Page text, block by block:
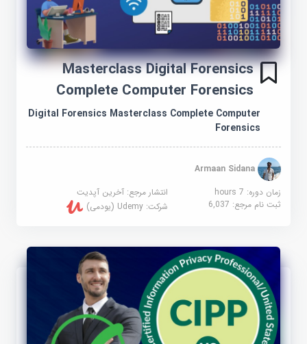
Masterclass Digital Forensics
Complete Computer Forensics
Digital Forensics Masterclass Complete Computer
Forensics
Armaan Sidana
زمان دوره: 7 hours
انتشار مرجع:آخرین آپدیت
ثبت نام مرجع:6,037 شرکت:Udemy (یودمی)